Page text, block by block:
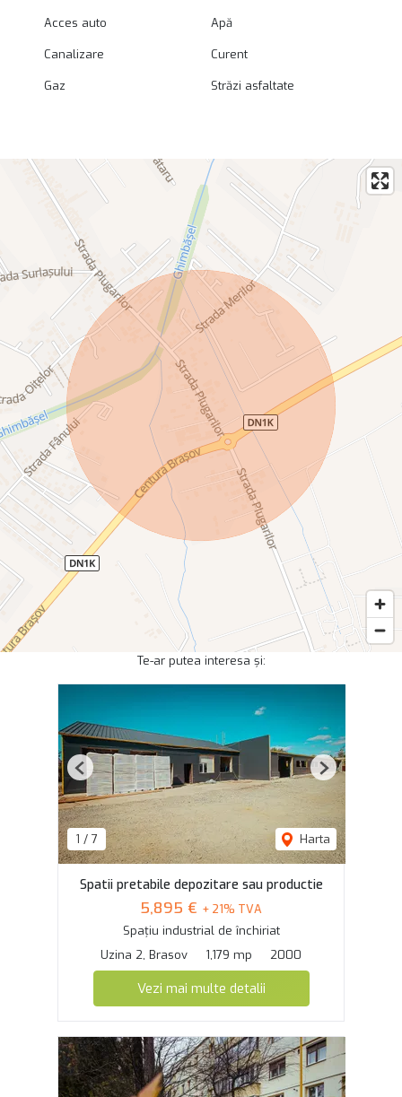
Acces auto Apă
Canalizare Curent
Gaz Străzi asfaltate
Te-ar putea interesa și:
1 / 7 Harta
Previous Next
Spatii pretabile depozitare sau productie
5,895 € + 21% TVA
Spațiu industrial de închiriat
Uzina 2, Brasov
1,179 mp 2000
Vezi mai multe detalii